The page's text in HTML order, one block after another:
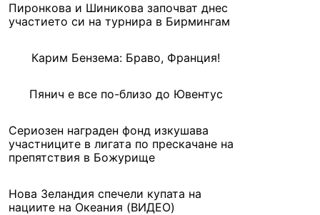
Пиронкова и Шиникова започват днес
участието си на турнира в Бирмингам
Карим Бензема: Браво, Франция!
Пянич е все по-близо до Ювентус
Сериозен награден фонд изкушава
участниците в лигата по прескачане на
препятствия в Божурище
Нова Зеландия спечели купата на
нациите на Океания (ВИДЕО)